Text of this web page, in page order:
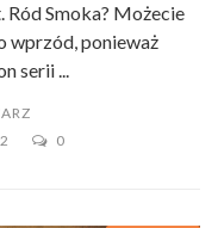
Smoka? Możecie
wprzód, ponieważ
serii ...
0